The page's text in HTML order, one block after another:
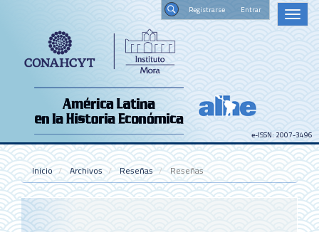
Contenido
principal
Barra
Toggle
e-ISSN: 2007-3496
Inicio Archivos Reseñas Reseñas